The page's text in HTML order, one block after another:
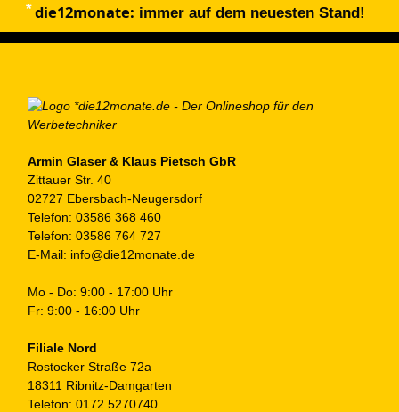
die12monate: immer auf dem neuesten Stand!
Armin Glaser & Klaus Pietsch GbR
Zittauer Str. 40
02727 Ebersbach-Neugersdorf
Telefon: 03586 368 460
Telefon: 03586 764 727
E-Mail: info@die12monate.de
Mo - Do: 9:00 - 17:00 Uhr
Fr: 9:00 - 16:00 Uhr
Filiale Nord
Rostocker Straße 72a
18311 Ribnitz-Damgarten
Telefon: 0172 5270740